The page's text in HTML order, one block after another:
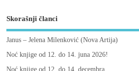
Skorašnji članci
Janus – Jelena Milenković (Nova Artija)
Noć knjige od 12. do 14. juna 2026!
Noć knjige od 12. do 14. decembra